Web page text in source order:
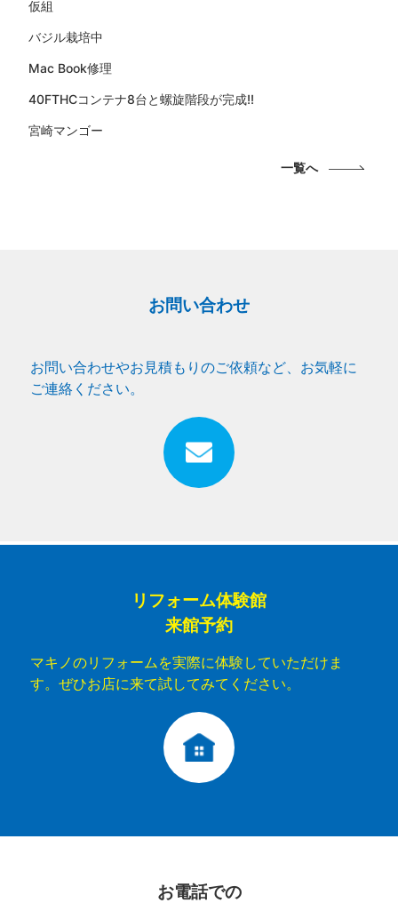
仮組
バジル栽培中
Mac Book修理
40FTHCコンテナ8台と螺旋階段が完成!!
宮崎マンゴー
一覧へ
お問い合わせ
お問い合わせやお見積もりのご依頼など、お気軽に
ご連絡ください。
リフォーム体験館
来館予約
マキノのリフォームを実際に体験していただけま
す。ぜひお店に来て試してみてください。
お電話での